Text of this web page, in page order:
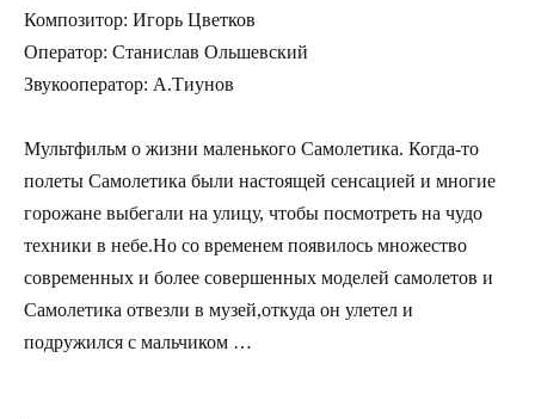
Композитор: Игорь Цветков
Оператор: Станислав Ольшевский
Звукооператор: А.Тиунов
Мультфильм о жизни маленького Самолетика. Когда-то
полеты Самолетика были настоящей сенсацией и многие
горожане выбегали на улицу, чтобы посмотреть на чудо
техники в небе.Но со временем появилось множество
современных и более совершенных моделей самолетов и
Самолетика отвезли в музей,откуда он улетел и
подружился с мальчиком …